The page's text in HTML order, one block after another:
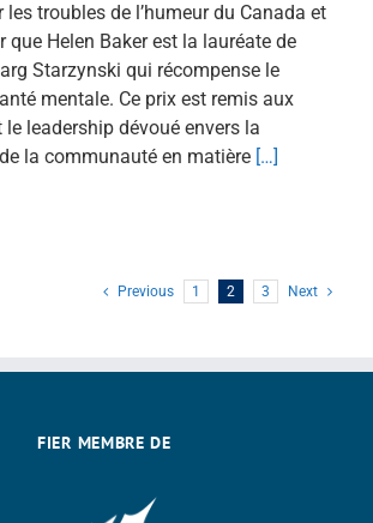
les troubles de l’humeur du Canada et
que Helen Baker est la lauréate de
Starzynski qui récompense le
mentale. Ce prix est remis aux
leadership dévoué envers la
la communauté en matière […]
Previous 1 2 3 Next
FIER MEMBRE DE